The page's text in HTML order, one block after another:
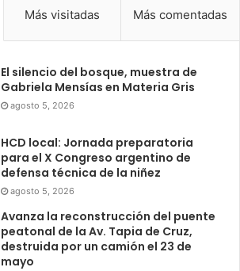
Más visitadas Más comentadas
El silencio del bosque, muestra de
Gabriela Mensías en Materia Gris
agosto 5, 2026
HCD local: Jornada preparatoria
para el X Congreso argentino de
defensa técnica de la niñez
agosto 5, 2026
Avanza la reconstrucción del puente
peatonal de la Av. Tapia de Cruz,
destruida por un camión el 23 de
mayo